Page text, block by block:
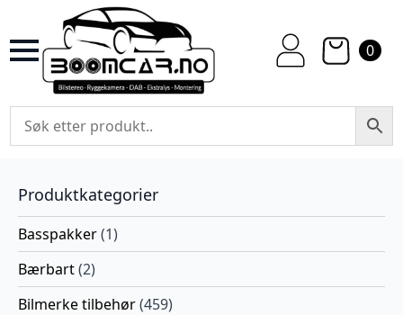
0
Produktkategorier
Basspakker(1)
Bærbart(2)
Bilmerke tilbehør(459)